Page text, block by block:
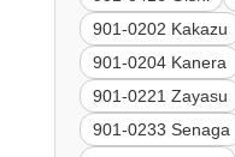
901-0202 Kakazu
901-0204 Kanera
901-0221 Zayasu
901-0233 Senaga